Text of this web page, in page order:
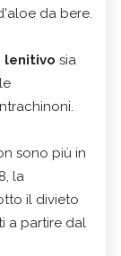
da bere.
lenitivo sia
sono più in
la
il divieto
a partire dal